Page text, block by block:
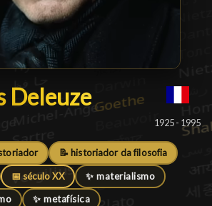
Deleuze
Deleuze█
1925 - 1995
📝 historiador da filosofia
📅 século XX ✨ materialismo
✨ metafísica